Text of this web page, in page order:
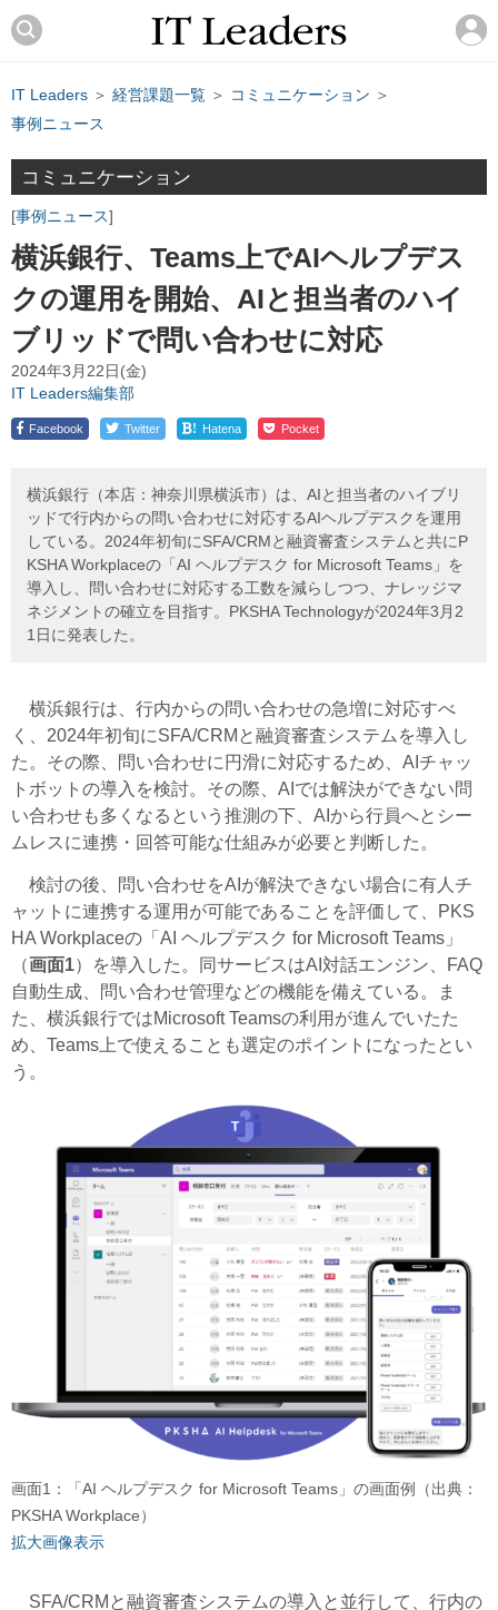
IT Leaders ＞ 経営課題一覧 ＞ コミュニケーション ＞
事例ニュース
コミュニケーション
事例ニュース
横浜銀行、Teams上でAIヘルプデス
クの運用を開始、AIと担当者のハイ
ブリッドで問い合わせに対応
2024年3月22日(金)
IT Leaders編集部
Facebook Twitter ! Hatena Pocket
横浜銀行（本店：神奈川県横浜市）は、AIと担当者のハイブリ
ッドで行内からの問い合わせに対応するAIヘルプデスクを運用
している。2024年初旬にSFA/CRMと融資審査システムと共にP
KSHA Workplaceの「AI ヘルプデスク for Microsoft Teams」を
導入し、問い合わせに対応する工数を減らしつつ、ナレッジマ
ネジメントの確立を目指す。PKSHA Technologyが2024年3月2
1日に発表した。
横浜銀行は、行内からの問い合わせの急増に対応すべ
く、2024年初旬にSFA/CRMと融資審査システムを導入し
た。その際、問い合わせに円滑に対応するため、AIチャッ
トボットの導入を検討。その際、AIでは解決ができない問
い合わせも多くなるという推測の下、AIから行員へとシー
ムレスに連携・回答可能な仕組みが必要と判断した。
検討の後、問い合わせをAIが解決できない場合に有人チ
ャットに連携する運用が可能であることを評価して、PKS
HA Workplaceの「AI ヘルプデスク for Microsoft Teams」
（画面1）を導入した。同サービスはAI対話エンジン、FAQ
自動生成、問い合わせ管理などの機能を備えている。ま
た、横浜銀行ではMicrosoft Teamsの利用が進んでいたた
め、Teams上で使えることも選定のポイントになったとい
う。
画面1：「AI ヘルプデスク for Microsoft Teams」の画面例（出典：
PKSHA Workplace）
拡大画像表示
SFA/CRMと融資審査システムの導入と並行して、行内の